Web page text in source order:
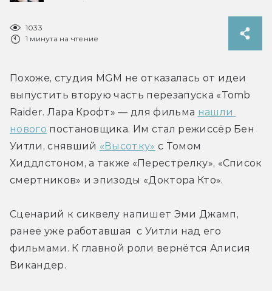
1033
1 минута на чтение
Похоже, студия MGM не отказалась от идеи
выпустить вторую часть перезапуска «Tomb
Raider. Лара Крофт» — для фильма нашли
нового постановщика. Им стал режиссёр Бен
Уитли, снявший «Высотку» с Томом
Хиддлстоном, а также «Перестрелку», «Список
смертников» и эпизоды «Доктора Кто».
Сценарий к сиквелу напишет Эми Джамп,
ранее уже работавшая  с Уитли над его
фильмами. К главной роли вернётся Алисия
Викандер.